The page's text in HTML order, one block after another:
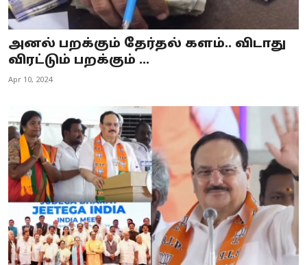
அனல் பறக்கும் தேர்தல் களம்.. விடாது
விரட்டும் பறக்கும் ...
Apr 10, 2024